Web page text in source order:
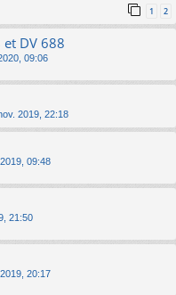
1 2
et DV 688
09:06
2019, 22:18
09:48
21:50
20:17